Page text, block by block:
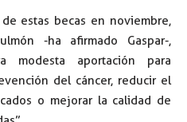
estas becas en noviembre,
-ha afirmado Gaspar-,
modesta aportación para
del cáncer, reducir el
o mejorar la calidad de